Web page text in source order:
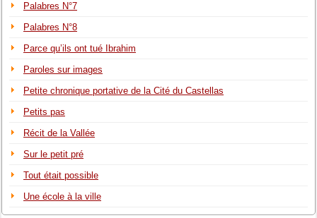
Palabres N°7
Palabres N°8
Parce qu’ils ont tué Ibrahim
Paroles sur images
Petite chronique portative de la Cité du Castellas
Petits pas
Récit de la Vallée
Sur le petit pré
Tout était possible
Une école à la ville